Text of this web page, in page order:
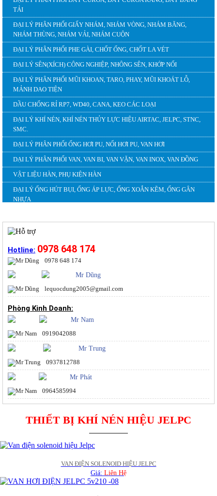
TẢI
ĐẠI LÝ PHÂN PHỐI GIẤY NHÁM, NHÁM VÒNG, NHÁM BĂNG,
NHÁM THÙNG, NHÁM VẢI, NHÁM CUỘN
ĐẠI LÝ PHÂN PHỐI PHE GÀI, CHỐT ỐNG, CHỐT LA VÉT
ĐẠI LÝ SÊN(XÍCH) CÔNG NGHIỆP, NHÔNG SÊN, KHỚP NỐI
ĐẠI LÝ PHÂN PHỐI MŨI KHOAN, TARO, PHAY, MŨI KHOÁT LỖ,
MẢNH DAO TIỆN
DẦU CHỐNG RỈ RP7, WD40, CANA, KEO CÁC LOẠI
ĐẠI LÝ KHÍ NÉN, KHÍ NÉN THỦY LỰC HIỆU AIRTAC, JELPC, STNC,
SMC.
ĐẠI LÝ PHÂN PHỐI ỐNG HƠI PU, NỐI HƠI PU, VAN HƠI
DẠI LÝ PHÂN PHỐI VAN, VAN BI, VAN VẶN, VAN INOX, VAN ĐỒNG
VẬT LIỆU HÀN, PHỤ KIỆN HÀN
ĐẠI LÝ ỐNG HÚT BỤI, ỐNG ÁP LỰC, ỐNG XOẮN KẼM, ỐNG GÂN
NHỰA
Hotline: 0978 648 174
0978 648 174
Mr Dũng
lequocdung2005@gmail.com
Phòng Kinh Doanh:
Mr Nam
0919042088
Mr Trung
0937812788
Mr Phát
0964585994
THIẾT BỊ KHÍ NÉN HIỆU JELPC
VAN ĐIỆN SOLENOID HIỆU JELPC
Giá: Liên Hệ